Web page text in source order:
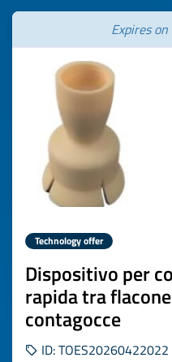
Expires on
Technology offer
Dispositivo per
rapida tra
contagocce
ID: TOES20260422022